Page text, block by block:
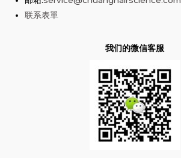
联系表單
我们的微信客服